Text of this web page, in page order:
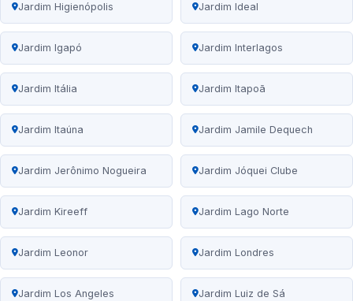
Jardim Higienópolis Jardim Ideal
Jardim Igapó Jardim Interlagos
Jardim Itália Jardim Itapoã
Jardim Itaúna Jardim Jamile Dequech
Jardim Jerônimo Nogueira Jardim Jóquei Clube
Jardim Kireeff Jardim Lago Norte
Jardim Leonor Jardim Londres
Jardim Los Angeles Jardim Luiz de Sá